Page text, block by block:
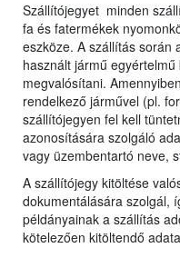
Szállítójegyet minden
fa és fatermékek
eszköze. A szállítás során
használt jármű
megvalósítani.
rendelkező járművel (pl.
szállítójegyen fel kell
azonosítására szolgáló
vagy üzembentartó neve,
A szállítójegy kitöltése
dokumentálására szolgál,
példányainak a szállítás
kötelezően kitöltendő